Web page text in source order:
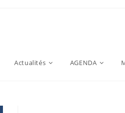
Actualités AGENDA